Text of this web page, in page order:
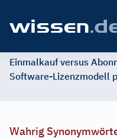
Einmalkauf versus
Software-Lizenzmodell
Wahrig